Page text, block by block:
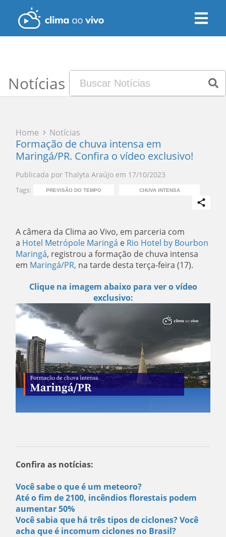
Notícias
Home Notícias
Formação de chuva intensa em
Maringá/PR. Confira o vídeo exclusivo!
Publicada por Thalyta Araújo em 17/10/2023
Tags: PREVISÃO DO TEMPO CHUVA INTENSA
A câmera da Clima ao Vivo, em parceria com
a Hotel Metrópole Maringá e Rio Hotel by Bourbon
Maringá, registrou a formação de chuva intensa
em Maringá/PR, na tarde desta terça-feira (17).
Clique na imagem abaixo para ver o vídeo
exclusivo:
Confira as notícias:
Você sabe o que é um meteoro?
Até o fim de 2100, incêndios florestais podem
aumentar 50%
Você sabia que há três tipos de ciclones? Você
acha que é incomum ciclones no Brasil?